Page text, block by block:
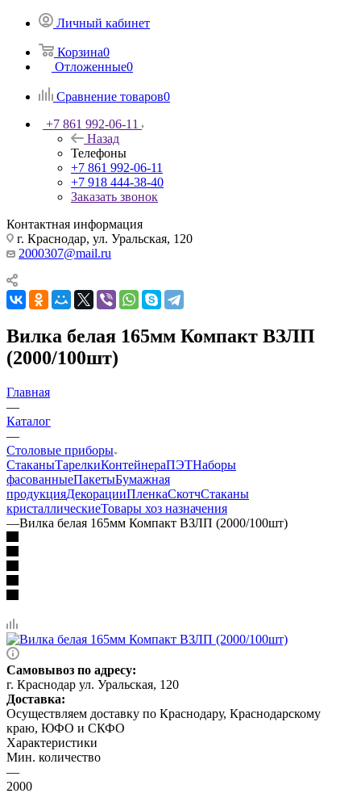
Личный кабинет
Корзина0
Отложенные0
Сравнение товаров0
+7 861 992-06-11
Назад
Телефоны
+7 861 992-06-11
+7 918 444-38-40
Заказать звонок
Контактная информация
г. Краснодар, ул. Уральская, 120
2000307@mail.ru
Вилка белая 165мм Компакт ВЗЛП
(2000/100шт)
Главная
—
Каталог
—
Столовые приборы
СтаканыТарелкиКонтейнераПЭТНаборы
фасованныеПакетыБумажная
продукцияДекорацииПленкаСкотчСтаканы
кристаллическиеТовары хоз назначения
—Вилка белая 165мм Компакт ВЗЛП (2000/100шт)
Самовывоз по адресу:
г. Краснодар ул. Уральская, 120
Доставка:
Осуществляем доставку по Краснодару, Краснодарскому
краю, ЮФО и СКФО
Характеристики
Мин. количество
—
2000